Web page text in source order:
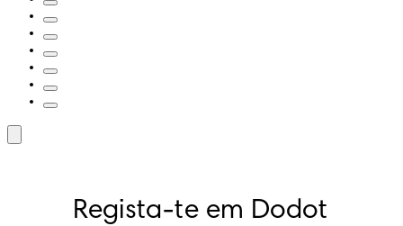
Regista-te em Dodot